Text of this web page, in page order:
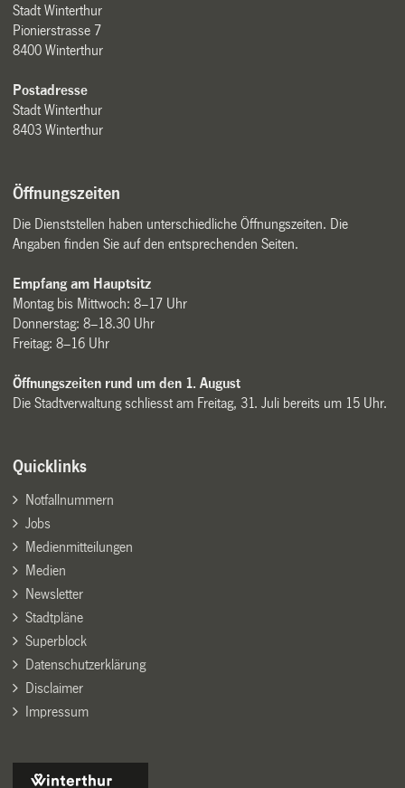
Stadt Winterthur
Pionierstrasse 7
8400 Winterthur
Postadresse
Stadt Winterthur
8403 Winterthur
Öffnungszeiten
Die Dienststellen haben unterschiedliche Öffnungszeiten. Die
Angaben finden Sie auf den entsprechenden Seiten.
Empfang am Hauptsitz
Montag bis Mittwoch: 8–17 Uhr
Donnerstag: 8–18.30 Uhr
Freitag: 8–16 Uhr
Öffnungszeiten rund um den 1. August
Die Stadtverwaltung schliesst am Freitag, 31. Juli bereits um 15 Uhr.
Quicklinks
Notfallnummern
Jobs
Medienmitteilungen
Medien
Newsletter
Stadtpläne
Superblock
Datenschutzerklärung
Disclaimer
Impressum